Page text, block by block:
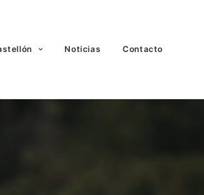
Noticias Contacto